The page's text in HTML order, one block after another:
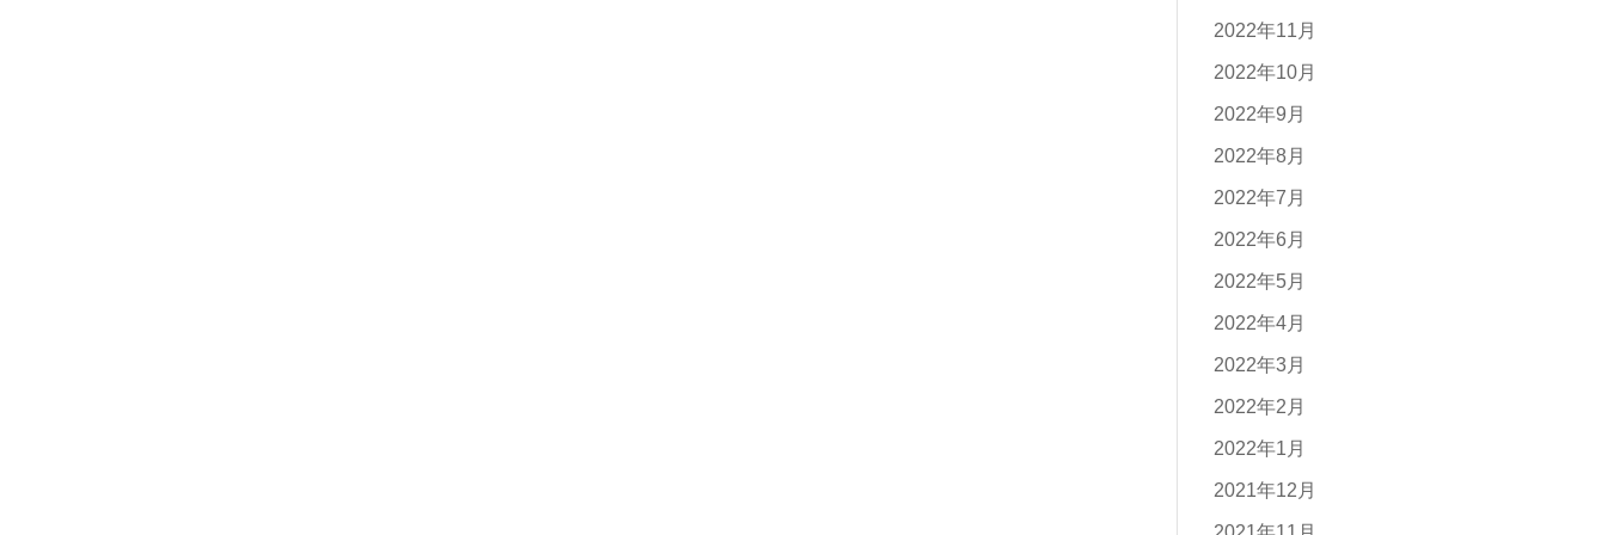
2022年11月
2022年10月
2022年9月
2022年8月
2022年7月
2022年6月
2022年5月
2022年4月
2022年3月
2022年2月
2022年1月
2021年12月